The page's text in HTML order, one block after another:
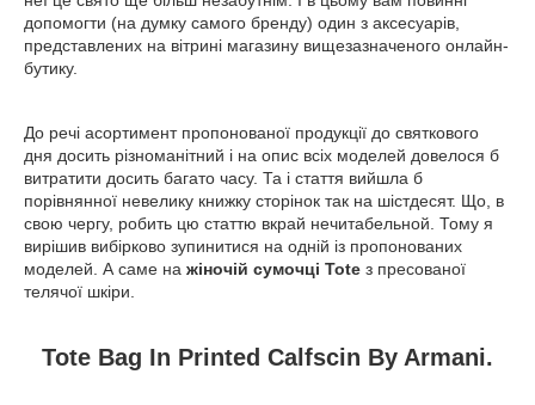
допомогти (на думку самого бренду) один з аксесуарів,
представлених на вітрині магазину вищезазначеного онлайн-
бутику.
До речі асортимент пропонованої продукції до святкового
дня досить різноманітний і на опис всіх моделей довелося б
витратити досить багато часу. Та і стаття вийшла б
порівнянної невелику книжку сторінок так на шістдесят. Що, в
свою чергу, робить цю статтю вкрай нечитабельной. Тому я
вирішив вибірково зупинитися на одній із пропонованих
моделей. А саме на жіночій сумочці Tote з пресованої
телячої шкіри.
Tote Bag In Printed Calfscin By Armani.